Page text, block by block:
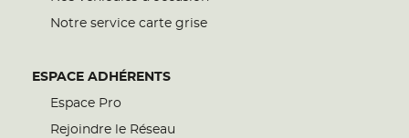
Notre service carte grise
ESPACE ADHÉRENTS
Espace Pro
Rejoindre le Réseau